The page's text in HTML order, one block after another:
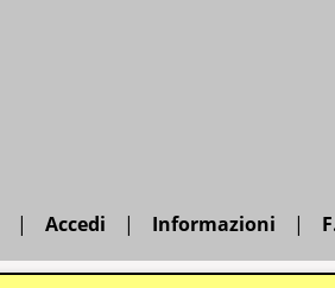
Accedi Informazioni